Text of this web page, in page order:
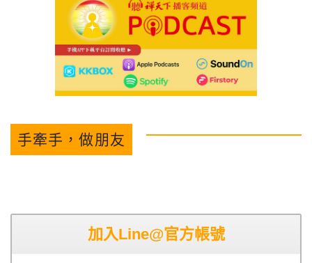
手牽手，做朋友
加入Line@官方帳號